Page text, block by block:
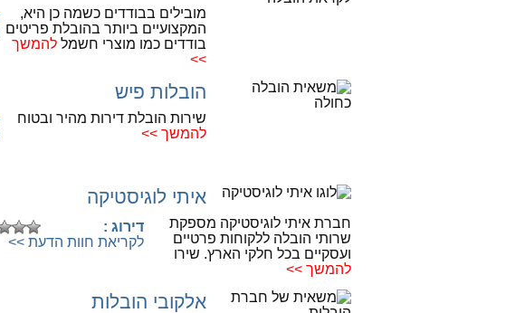
מובילים בבודדים כשמה כן היא,
המקצועיים ביותר בהובלת פריטים
בודדים כמו מוצרי חשמל להמשך
>>
הובלות פיש
שירות הובלת דירות מהיר ובטוח
להמשך >>
איתי לוגיסטיקה
חברת איתי לוגיסטיקה מספקת
שרותי הובלה ללקוחות פרטיים
ועסקיים בכל חלקי הארץ. שירו
להמשך >>
דירוג :
לקריאת חוות הדעת >>
אלקובי הובלות